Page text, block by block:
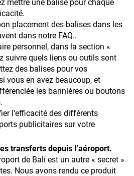
mettre une balise pour chaque
placement des balises dans les
dans notre FAQ..
personnel, dans la section «
suivre quels liens ou outils sont
des balises pour vos
vous en avez beaucoup, et
les bannières ou boutons
l’efficacité des différents
publicitaires sur votre
transferts depuis l’aéroport.
de Bali est un autre « secret »
Nous avons rendu ce produit